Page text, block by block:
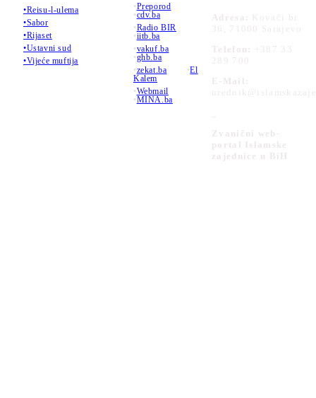
•Reisu-l-ulema
•Sabor
•Rijaset
•Ustavni sud
•Vijeće muftija
•Preporod
•cdv.ba
•Radio BIR
•iitb.ba
•vakuf.ba
•ghb.ba
•zekat.ba •El
Kalem
•Webmail
•MINA.ba
Adresa:
Kovači br.
36, 71000 Sarajevo
Telefon:
+387 33
289 700
E-Mail:
Zvanični web-
portal Islamske
zajednice u BiH